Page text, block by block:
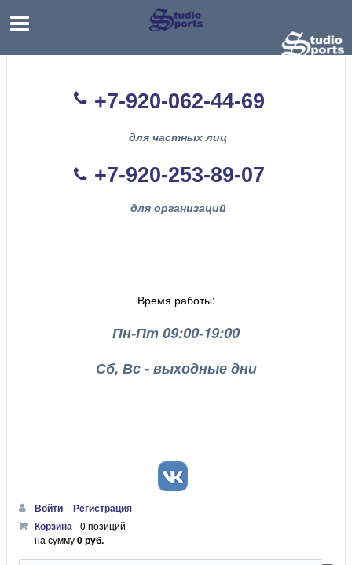
+7-920-062-44-69
для частных лиц
+7-920-253-89-07
для организаций
Время работы:
Пн-Пт 09:00-19:00
Сб, Вс - выходные дни
Войти
Регистрация
Корзина 0 позиций
на сумму0 руб.